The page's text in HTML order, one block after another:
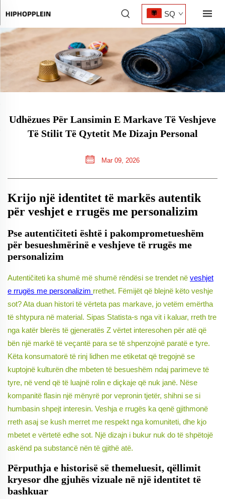
SQ
Udhëzues Për Lansimin E Markave Të Veshjeve
Të Stilit Të Qytetit Me Dizajn Personal
Mar 09, 2026
Krijo një identitet të markës autentik
për veshjet e rrugës me personalizim
Pse autentičiteti është i pakomprometueshëm
për besueshmërinë e veshjeve të rrugës me
personalizim
Autentičiteti ka shumë më shumë rëndësi se trendet në veshjet
e rrugës me personalizim rrethet. Fëmijët që blejnë këto veshje
sot? Ata duan histori të vërteta pas markave, jo vetëm emërtha
të shtypura në material. Sipas Statista-s nga vit i kaluar, rreth tre
nga katër blerës të gjeneratës Z vërtet interesohen për atë që
bën një markë të veçantë para se të shpenzojnë paratë e tyre.
Këta konsumatorë të rinj lidhen me etiketat që tregojnë se
kuptojnë kulturën dhe mbeten të besueshëm ndaj parimeve të
tyre, në vend që të luajnë rolin e diçkaje që nuk janë. Nëse
kompanitë flasin një mënyrë por vepronin tjetër, shihni se si
humbasin shpejt interesin. Veshja e rrugës ka qenë gjithmonë
rreth asaj se kush merret me respekt nga komuniteti, dhe kjo
mbetet e vërtetë edhe sot. Një dizajn i bukur nuk do të shpëtojë
askënd pa substancë nën të gjithë atë.
Përputhja e historisë së themeluesit, qëllimit
kryesor dhe gjuhës vizuale në një identitet të
bashkuar